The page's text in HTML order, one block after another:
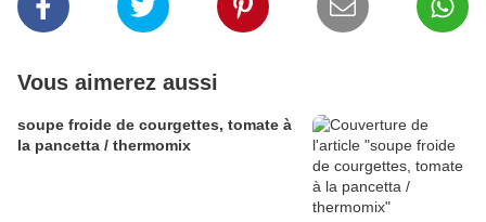
Vous aimerez aussi
soupe froide de courgettes, tomate à
la pancetta / thermomix